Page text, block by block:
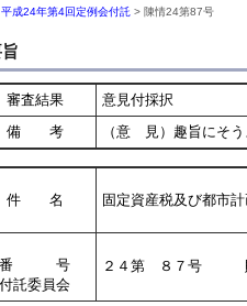
平成24年第4回定例会付託 > 陳情24第87号
審査結果
意見付採択
備 考
（意 見）趣旨にそ
件 名 固定資産税及び都市
番 号
付託委員会
２４第 ８７号